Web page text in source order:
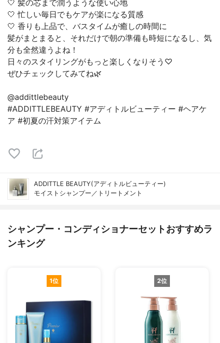
🤍 髪の芯まで潤うような使い心地
🤍 忙しい毎日でもケアが楽になる質感
🤍 香りも上品で、バスタイムが癒しの時間に
髪がまとまると、それだけで朝の準備も時短になるし、気
分も全然違うよね！
日々のスタイリングがもっと楽しくなりそう♡
ぜひチェックしてみてね🌿
@addittlebeauty
#ADDITTLEBEAUTY #アディトルビューティー #ヘアケ
ア #初夏の汗対策アイテム
ADDITTLE BEAUTY(アディトルビューティー)
モイストシャンプー／トリートメント
シャンプー・コンディショナーセットおすすめラ
ンキング
1位 2位